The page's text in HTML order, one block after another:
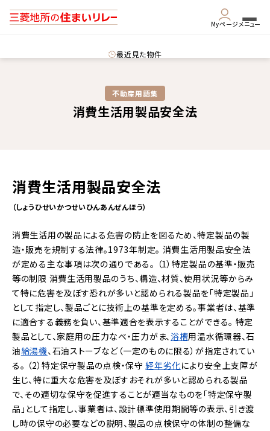
Myページメニュー
最近見た物件
不動産用語集​
消費生活用製品安全法
消費生活用製品安全法
（しょうひせいかつせいひんあんぜんほう）
消費生活用の製品による危害の防止を図るため、特定製品の製
造・販売を規制する法律。1973年制定。 消費生活用製品安全法
が定める主な事項は次の通りである。 （1）特定製品の基準・販売
等の制限 消費生活用製品のうち、構造、材質、使用状況等からみ
て特に危害を及ぼす恐れが多いと認められる製品を「特定製品」
として指定し、製品ごとに技術上の基準を定める。事業者は、基準
に適合する義務を負い、基準適合を表示することができる。 特定
製品として、家庭用の圧力なべ・圧力がま、浴槽用温水循環器、石
油給湯機、石油ストーブなど（一定のものに限る）が指定されてい
る。 （2）特定保守製品の点検・保守 経年劣化により安全上支障が
生じ、特に重大な危害を及ぼすおそれが多いと認められる製品
で、その適切な保守を促進することが適当なものを「特定保守製
品」として指定し、事業者は、設計標準使用期間等の表示、引き渡
し時の保守の必要などの説明、製品の点検保守の体制の整備な